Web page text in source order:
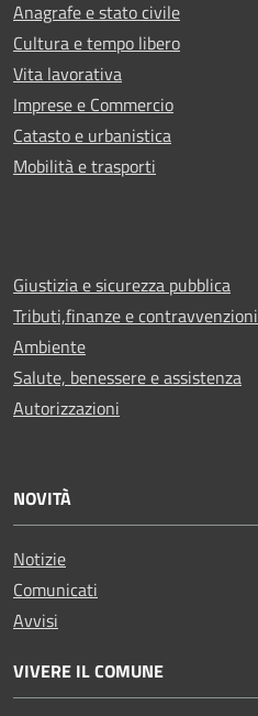
Anagrafe e stato civile
Cultura e tempo libero
Vita lavorativa
Imprese e Commercio
Catasto e urbanistica
Mobilità e trasporti
Giustizia e sicurezza pubblica
Tributi,finanze e contravvenzioni
Ambiente
Salute, benessere e assistenza
Autorizzazioni
NOVITÀ
Notizie
Comunicati
Avvisi
VIVERE IL COMUNE